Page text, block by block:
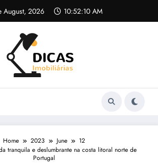
August, 2026 10:52:10 AM
Home 2023 June
12
tranquila e deslumbrante na costa litoral norte de
Portugal